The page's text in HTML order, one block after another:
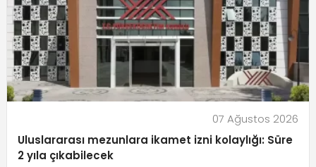
07 Ağustos 2026
Uluslararası mezunlara ikamet izni kolaylığı: Süre
2 yıla çıkabilecek